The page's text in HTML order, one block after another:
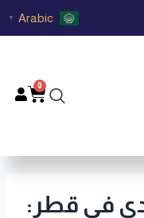
Arabic
▼
0
في قطر: